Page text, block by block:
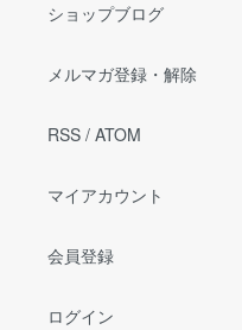
ショップブログ
メルマガ登録・解除
RSS / ATOM
マイアカウント
会員登録
ログイン